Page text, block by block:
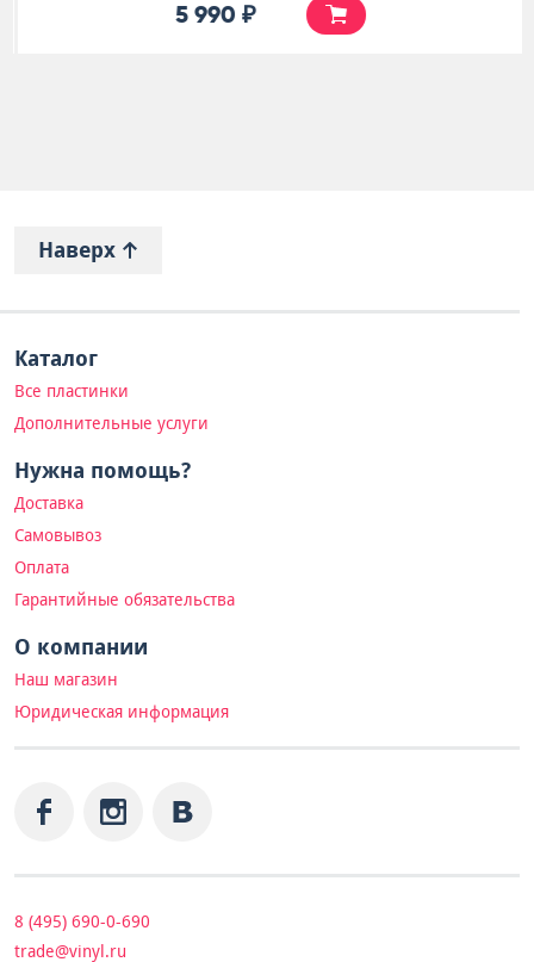
5 990 ₽
Наверх
Каталог
Все пластинки
Дополнительные услуги
Нужна помощь?
Доставка
Самовывоз
Оплата
Гарантийные обязательства
О компании
Наш магазин
Юридическая информация
8 (495) 690-0-690
trade@vinyl.ru